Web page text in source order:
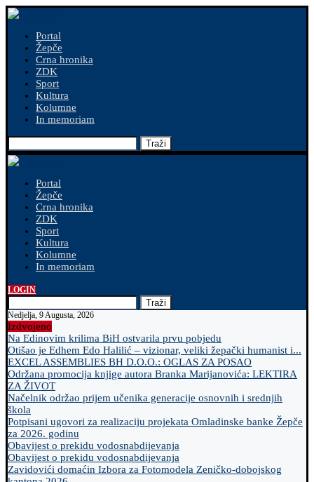
Portal
Žepče
Crna hronika
ZDK
Sport
Kultura
Kolumne
In memoriam
Traži
Portal
Žepče
Crna hronika
ZDK
Sport
Kultura
Kolumne
In memoriam
LOGIN
Traži
Nedjelja, 9 Augusta, 2026
Izdvojeno
Na Edinovim krilima BiH ostvarila prvu pobjedu
Otišao je Edhem Edo Halilić – vizionar, veliki žepački humanist i...
EXCEL ASSEMBLIES BH D.O.O.: OGLAS ZA POSAO
Održana promocija knjige autora Branka Marijanovića: LEKTIRA
ZA ŽIVOT
Načelnik održao prijem učenika generacije osnovnih i srednjih
škola
Potpisani ugovori za realizaciju projekata Omladinske banke Žepče
za 2026. godinu
Obavijest o prekidu vodosnabdijevanja
Obavijest o prekidu vodosnabdijevanja
Zavidovići domaćin Izbora za Fotomodela Zeničko-dobojskog